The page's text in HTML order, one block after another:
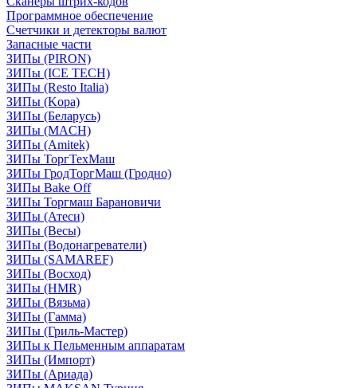
Программное обеспечение
Счетчики и детекторы валют
Запасные части
ЗИПы (PIRON)
ЗИПы (ICE TECH)
ЗИПы (Resto Italia)
ЗИПы (Kopa)
ЗИПы (Беларусь)
ЗИПы (MACH)
ЗИПы (Amitek)
ЗИПы ТоргТехМаш
ЗИПы ГродТоргМаш (Гродно)
ЗИПы Bake Off
ЗИПы Торгмаш Барановичи
ЗИПы (Атеси)
ЗИПы (Весы)
ЗИПы (Водонагреватели)
ЗИПы (SAMAREF)
ЗИПы (Восход)
ЗИПы (HMR)
ЗИПы (Вязьма)
ЗИПы (Гамма)
ЗИПы (Гриль-Мастер)
ЗИПы к Пельменным аппаратам
ЗИПы (Импорт)
ЗИПы (Ариада)